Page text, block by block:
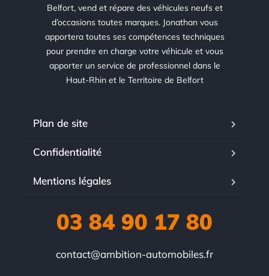
Belfort, vend et répare des véhicules neufs et
d’occasions toutes marques. Jonathan vous
apportera toutes ses compétences techniques
pour prendre en charge votre véhicule et vous
apporter un service de professionnel dans le
Haut-Rhin et le Territoire de Belfort
Plan de site
Confidentialité
Mentions légales
03 84 90 17 80
contact@ambition-automobiles.fr